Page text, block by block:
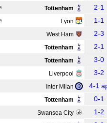
Tottenham 2-1
Lyon 1-1
West Ham 2-3
Tottenham 2-1
Tottenham 3-0
Liverpool 3-2
Inter Milan 4-1
Tottenham 0-1
Swansea City 1-2